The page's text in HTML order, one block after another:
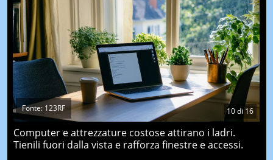
10di16
Fonte: 123RF
Computer e attrezzature costose attirano i ladri.
Tienili fuori dalla vista e rafforza finestre e accessi.